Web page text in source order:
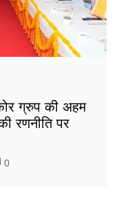
ग्रुप की अहम
रणनीति पर
0